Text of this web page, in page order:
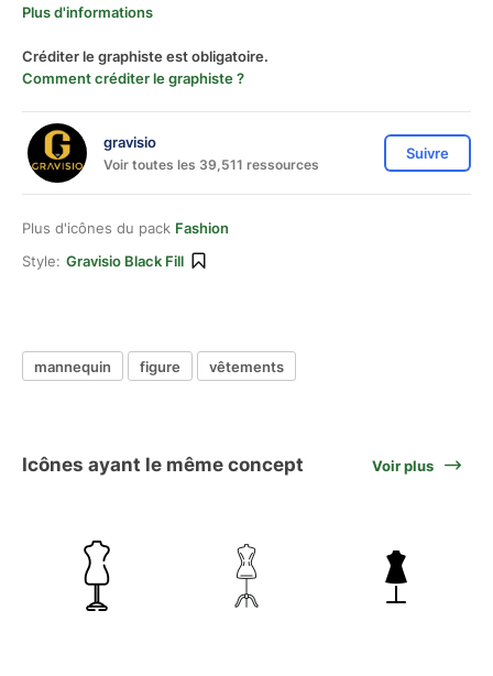
Plus d'informations
Créditer le graphiste est obligatoire.
Comment créditer le graphiste ?
gravisio
Voir toutes les 39,511 ressources
Suivre
Plus d'icônes du pack Fashion
Style: Gravisio Black Fill
mannequin figure vêtements
Icônes ayant le même concept Voir plus